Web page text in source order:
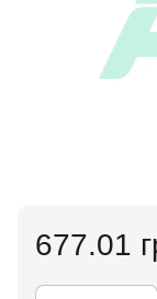
677.01